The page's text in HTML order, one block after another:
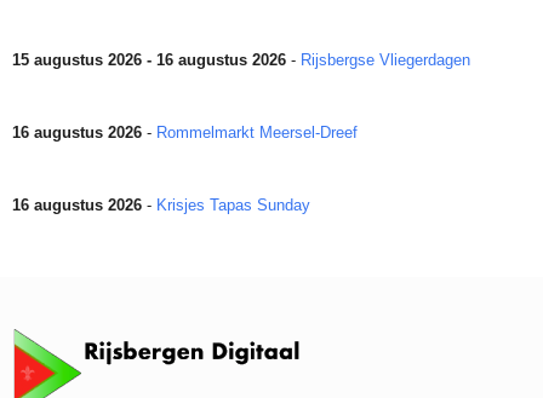
15 augustus 2026 - 16 augustus 2026 - Rijsbergse Vliegerdagen
16 augustus 2026 - Rommelmarkt Meersel-Dreef
16 augustus 2026 - Krisjes Tapas Sunday